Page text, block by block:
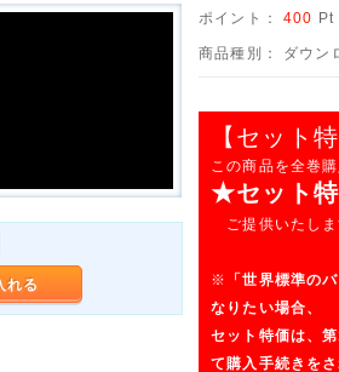
れる
ポイント：400 Pt
商品種別： ダウン
【セット
この商品を全巻
★セット
ご提供いたし
※
「世界標準の
なりたい場合、
セット特価は、
て購入手続きを